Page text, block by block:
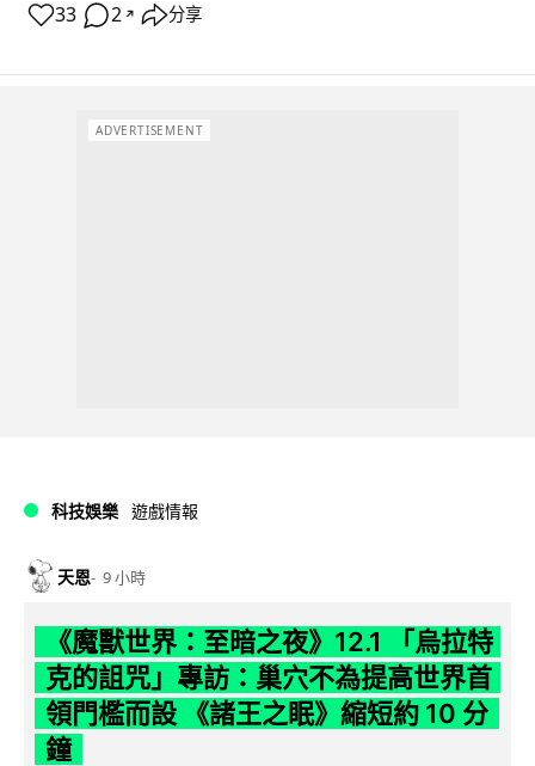
33 2 ↗ 分享
ADVERTISEMENT
科技娛樂 遊戲情報
天恩 9 小時
《魔獸世界：至暗之夜》12.1 「烏拉特
克的詛咒」專訪：巢穴不為提高世界首
領門檻而設 《諸王之眠》縮短約 10 分
鐘